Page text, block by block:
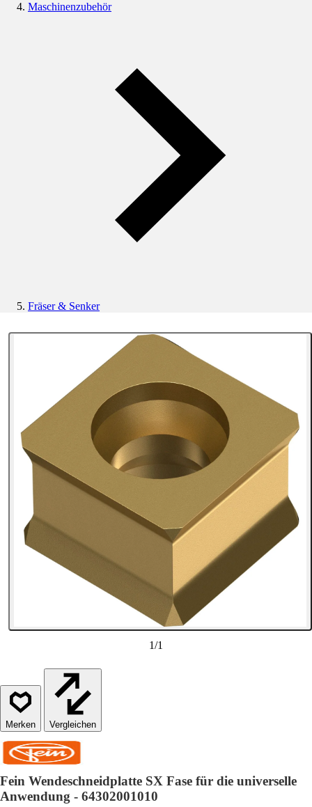
Maschinenzubehör
Fräser & Senker
1/1
Vergleichen
Fein Wendeschneidplatte SX Fase für die universelle
Anwendung - 64302001010